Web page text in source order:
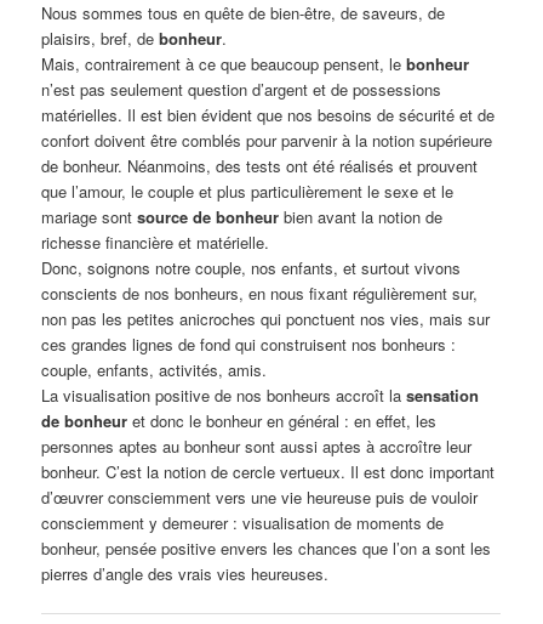
Nous sommes tous en quête de bien-être, de saveurs, de
plaisirs, bref, de bonheur.
Mais, contrairement à ce que beaucoup pensent, lebonheur
n’est pas seulement question d’argent et de possessions
matérielles. Il est bien évident que nos besoins de sécurité et de
confort doivent être comblés pour parvenir à la notion supérieure
de bonheur. Néanmoins, des tests ont été réalisés et prouvent
que l’amour, le couple et plus particulièrement le sexe et le
mariage sontsource de bonheur bien avant la notion de
richesse financière et matérielle.
Donc, soignons notre couple, nos enfants, et surtout vivons
conscients de nos bonheurs, en nous fixant régulièrement sur,
non pas les petites anicroches qui ponctuent nos vies, mais sur
ces grandes lignes de fond qui construisent nos bonheurs :
couple, enfants, activités, amis.
La visualisation positive de nos bonheurs accroît lasensation
de bonheur et donc le bonheur en général : en effet, les
personnes aptes au bonheur sont aussi aptes à accroître leur
bonheur. C’est la notion de cercle vertueux. Il est donc important
d’œuvrer consciemment vers une vie heureuse puis de vouloir
consciemment y demeurer : visualisation de moments de
bonheur, pensée positive envers les chances que l’on a sont les
pierres d’angle des vrais vies heureuses.